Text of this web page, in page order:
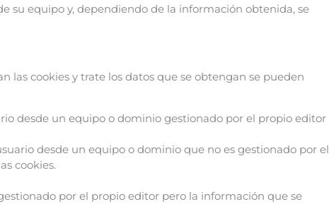
su equipo y, dependiendo de la información obtenida, se
las cookies y trate los datos que se obtengan se pueden
desde un equipo o dominio gestionado por el propio editor
desde un equipo o dominio que no es gestionado por el
cookies.
por el propio editor pero la información que se